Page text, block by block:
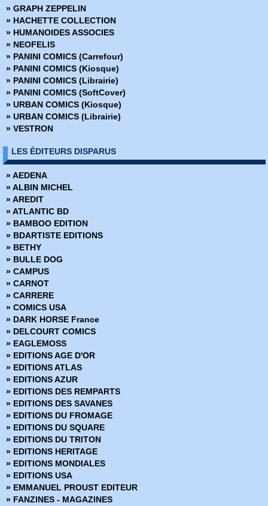
› Strange 32
› Strange 33
› Strange 34
› Strange 35
› Strange 36
› Strange 37
› Strange 38
› Strange 39
› Strange 40
› Strange 41
› Strange 42
› Strange 44
› Strange 45
› Strange 46
› Strange 47
› Strange 48
› Strange 49
› Strange 50
› Strange 51
› Strange 52
› Strange 53
› Strange 54
› Strange 55
› Strange 56
› Strange 57
› Strange 58
› Strange 59
› Strange 60
› Strange 61
› Strange 62
› Strange 63
› Strange 64
› Strange 65
› Strange 66
› Strange 67
› Strange 68
› Strange 69
› Strange 70
› Strange 71
› Strange 72
› Strange 73
» Une aventure des Fantastiques
» Une aventure des X-Men
» GRAPH ZEPPELIN
» HACHETTE COLLECTION
» HUMANOIDES ASSOCIES
» NEOFELIS
» PANINI COMICS (Carrefour)
» PANINI COMICS (Kiosque)
» PANINI COMICS (Librairie)
» PANINI COMICS (SoftCover)
» URBAN COMICS (Kiosque)
» URBAN COMICS (Librairie)
» VESTRON
LES ÉDITEURS DISPARUS
» AEDENA
» ALBIN MICHEL
» AREDIT
» ATLANTIC BD
» BAMBOO EDITION
» BDARTISTE EDITIONS
» BETHY
» BULLE DOG
» CAMPUS
» CARNOT
» CARRERE
» COMICS USA
» DARK HORSE France
» DELCOURT COMICS
» EAGLEMOSS
» EDITIONS AGE D'OR
» EDITIONS ATLAS
» EDITIONS AZUR
» EDITIONS DES REMPARTS
» EDITIONS DES SAVANES
» EDITIONS DU FROMAGE
» EDITIONS DU SQUARE
» EDITIONS DU TRITON
» EDITIONS HERITAGE
» EDITIONS MONDIALES
» EDITIONS USA
» EMMANUEL PROUST EDITEUR
» FANZINES - MAGAZINES